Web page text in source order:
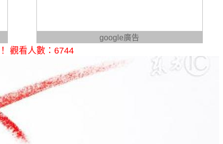
google廣告
觀看人數：6744